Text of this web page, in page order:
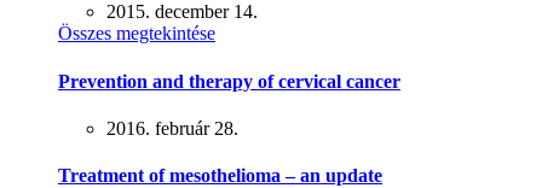
2015. december 14.
Összes megtekintése
Prevention and therapy of cervical cancer
2016. február 28.
Treatment of mesothelioma – an update